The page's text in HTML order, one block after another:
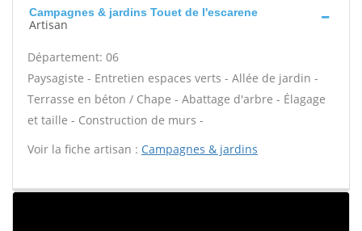
Campagnes & jardins Touet de l'escarene
Artisan
Département: 06
Paysagiste - Entretien espaces verts - Allée de jardin -
Terrasse en béton / Chape - Abattage d'arbre - Élagage
et taille - Construction de murs -
Voir la fiche artisan : Campagnes & jardins